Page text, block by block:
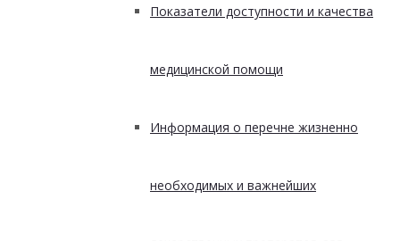
Показатели доступности и качества
медицинской помощи
Информация о перечне жизненно
необходимых и важнейших